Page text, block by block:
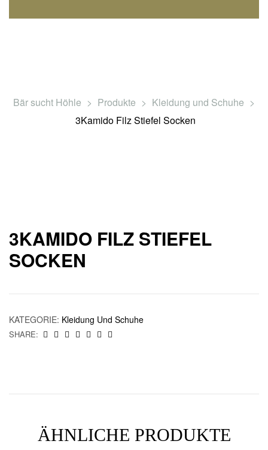
Bär sucht Höhle > Produkte > Kleidung und Schuhe >
3Kamido Filz Stiefel Socken
3KAMIDO FILZ STIEFEL
SOCKEN
KATEGORIE: Kleidung Und Schuhe
SHARE:
ÄHNLICHE PRODUKTE